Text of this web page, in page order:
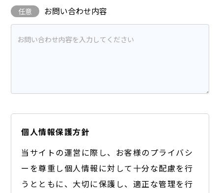
任意 お問い合わせ内容
個人情報保護方針
当サイトの運営に際し、お客様のプライバシ
ーを尊重し個人情報に対して十分な配慮を行
うとともに、大切に保護し、適正な管理を行